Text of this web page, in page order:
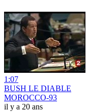
1:07
BUSH LE DIABLE
MOROCCO-93
il y a 20 ans